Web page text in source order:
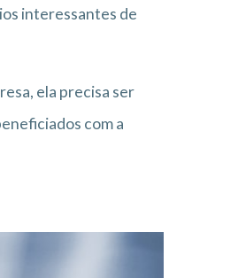
interessantes de
ela precisa ser
com a